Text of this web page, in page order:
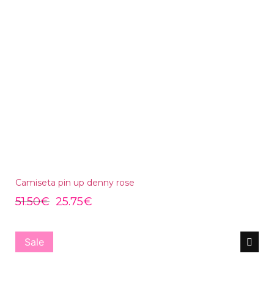
Camiseta pin up denny rose
51.50€ 25.75€
Sale